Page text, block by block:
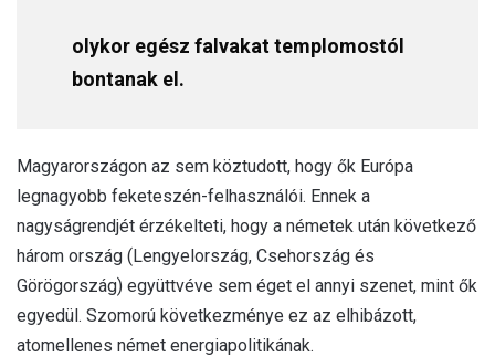
olykor egész falvakat templomostól
bontanak el.
Magyarországon az sem köztudott, hogy ők Európa
legnagyobb feketeszén-felhasználói. Ennek a
nagyságrendjét érzékelteti, hogy a németek után következő
három ország (Lengyelország, Csehország és
Görögország) együttvéve sem éget el annyi szenet, mint ők
egyedül. Szomorú következménye ez az elhibázott,
atomellenes német energiapolitikának.